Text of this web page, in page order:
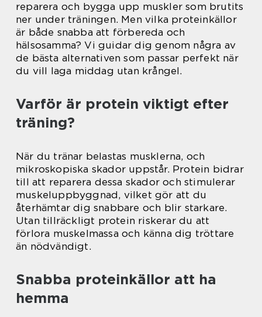
reparera och bygga upp muskler som brutits
ner under träningen. Men vilka proteinkällor
är både snabba att förbereda och
hälsosamma? Vi guidar dig genom några av
de bästa alternativen som passar perfekt när
du vill laga middag utan krångel.
Varför är protein viktigt efter
träning?
När du tränar belastas musklerna, och
mikroskopiska skador uppstår. Protein bidrar
till att reparera dessa skador och stimulerar
muskeluppbyggnad, vilket gör att du
återhämtar dig snabbare och blir starkare.
Utan tillräckligt protein riskerar du att
förlora muskelmassa och känna dig tröttare
än nödvändigt.
Snabba proteinkällor att ha
hemma